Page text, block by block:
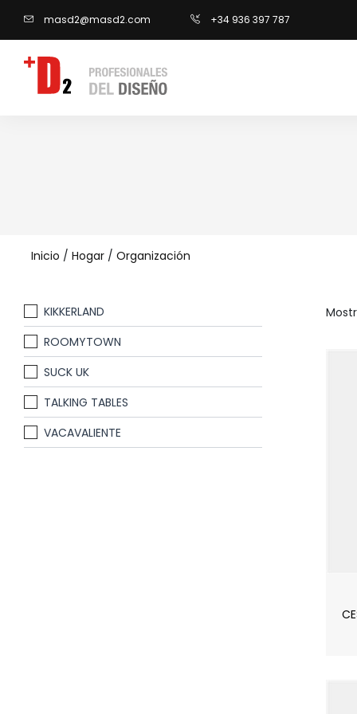
masd2@masd2.com +34 936 397 787
Inicio / Hogar / Organización
KIKKERLAND
ROOMYTOWN
SUCK UK
TALKING TABLES
VACAVALIENTE